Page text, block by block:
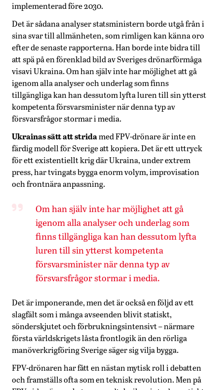
implementerad före 2030.
Det är sådana analyser statsministern borde utgå från i
sina svar till allmänheten, som rimligen kan känna oro
efter de senaste rapporterna. Han borde inte bidra till
att spä på en förenklad bild av Sveriges drönarförmåga
visavi Ukraina. Om han själv inte har möjlighet att gå
igenom alla analyser och underlag som finns
tillgängliga kan han dessutom lyfta luren till sin ytterst
kompetenta försvarsminister när denna typ av
försvarsfrågor stormar i media.
Ukrainas sätt att stridamed FPV-drönare är inte en
färdig modell för Sverige att kopiera. Det är ett uttryck
för ett existentiellt krig där Ukraina, under extrem
press, har tvingats bygga enorm volym, improvisation
och frontnära anpassning.
Om han själv inte har möjlighet att gå
igenom alla analyser och underlag som
finns tillgängliga kan han dessutom lyfta
luren till sin ytterst kompetenta
försvarsminister när denna typ av
försvarsfrågor stormar i media.
Det är imponerande, men det är också en följd av ett
slagfält som i många avseenden blivit statiskt,
sönderskjutet och förbrukningsintensivt – närmare
första världskrigets låsta frontlogik än den rörliga
manöverkrigföring Sverige säger sig vilja bygga.
FPV-drönaren har fått en nästan mytisk roll i debatten
och framställs ofta som en teknisk revolution. Men på